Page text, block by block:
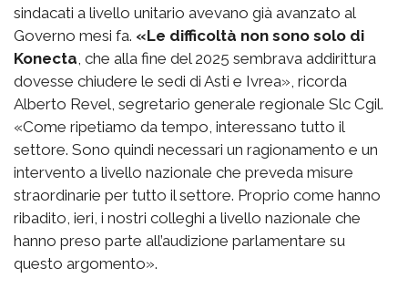
sindacati a livello unitario avevano già avanzato al
Governo mesi fa. «Le difficoltà non sono solo di
Konecta , che alla fine del 2025 sembrava addirittura
dovesse chiudere le sedi di Asti e Ivrea», ricorda
Alberto Revel, segretario generale regionale Slc Cgil.
«Come ripetiamo da tempo, interessano tutto il
settore. Sono quindi necessari un ragionamento e un
intervento a livello nazionale che preveda misure
straordinarie per tutto il settore. Proprio come hanno
ribadito, ieri, i nostri colleghi a livello nazionale che
hanno preso parte all’audizione parlamentare su
questo argomento».